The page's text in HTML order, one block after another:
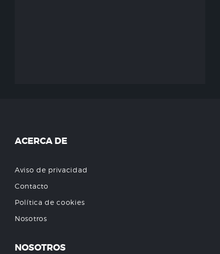
ACERCA DE
Aviso de privacidad
Contacto
Política de cookies
Nosotros
NOSOTROS